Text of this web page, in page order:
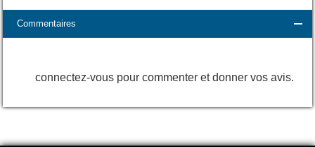
Commentaires
connectez-vous pour commenter et donner vos avis.